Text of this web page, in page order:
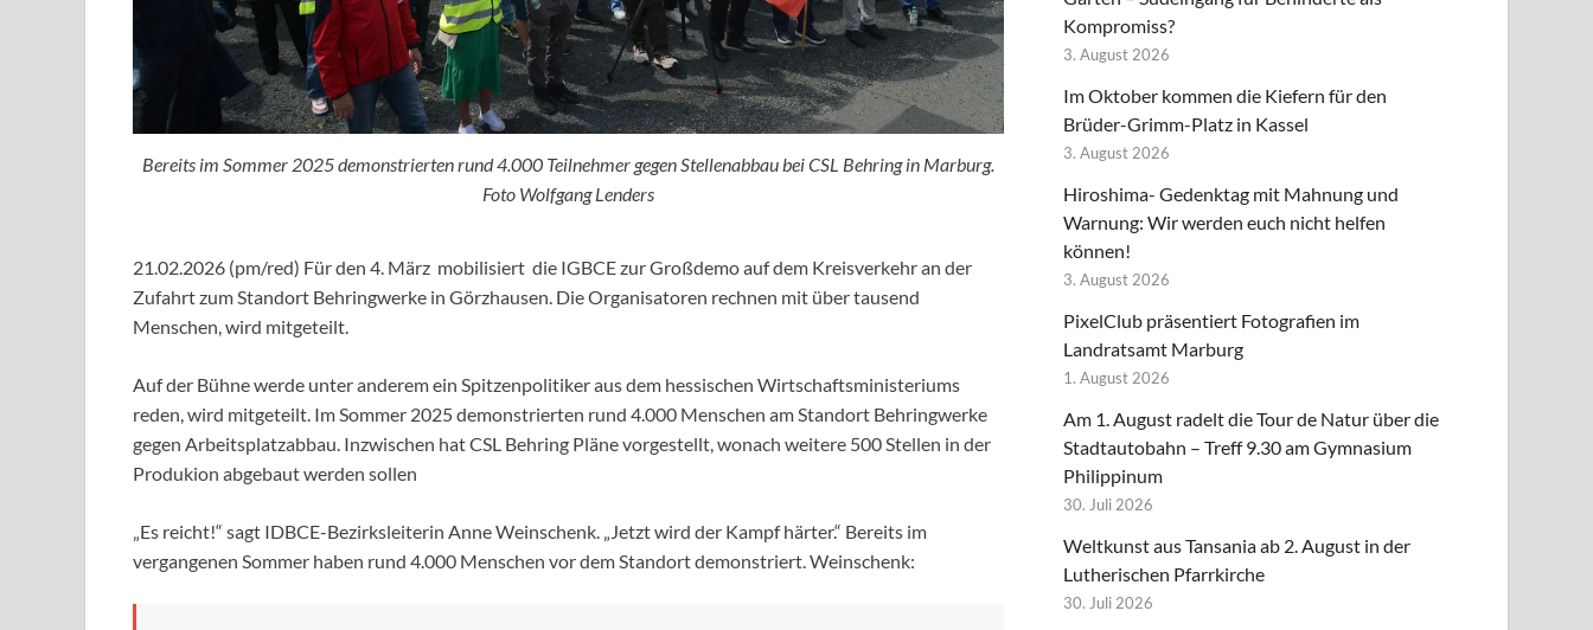
Bereits im Sommer 2025 demonstrierten rund 4.000 Teilnehmer gegen Stellenabbau bei CSL Behring in Marburg.
Foto Wolfgang Lenders
21.02.2026 (pm/red) Für den 4. März mobilisiert die IGBCE zur Großdemo auf dem Kreisverkehr an der
Zufahrt zum Standort Behringwerke in Görzhausen. Die Organisatoren rechnen mit über tausend
Menschen, wird mitgeteilt.
Auf der Bühne werde unter anderem ein Spitzenpolitiker aus dem hessischen Wirtschaftsministeriums
reden, wird mitgeteilt. Im Sommer 2025 demonstrierten rund 4.000 Menschen am Standort Behringwerke
gegen Arbeitsplatzabbau. Inzwischen hat CSL Behring Pläne vorgestellt, wonach weitere 500 Stellen in der
Produkion abgebaut werden sollen
„Es reicht!“ sagt IDBCE-Bezirksleiterin Anne Weinschenk. „Jetzt wird der Kampf härter.“ Bereits im
vergangenen Sommer haben rund 4.000 Menschen vor dem Standort demonstriert. Weinschenk:
Kompromiss?
3. August 2026
Im Oktober kommen die Kiefern für den
Brüder-Grimm-Platz in Kassel
3. August 2026
Hiroshima- Gedenktag mit Mahnung und
Warnung: Wir werden euch nicht helfen
können!
3. August 2026
PixelClub präsentiert Fotografien im
Landratsamt Marburg
1. August 2026
Am 1. August radelt die Tour de Natur über die
Stadtautobahn – Treff 9.30 am Gymnasium
Philippinum
30. Juli 2026
Weltkunst aus Tansania ab 2. August in der
Lutherischen Pfarrkirche
30. Juli 2026